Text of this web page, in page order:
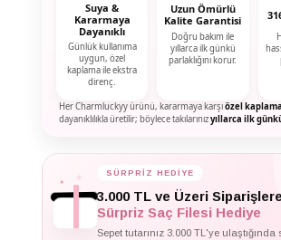
Suya &
Kararmaya
Dayanıklı
Günlük kullanıma
uygun, özel
kaplama ile ekstra
direnç.
Uzun Ömürlü
Kalite Garantisi
Doğru bakım ile
yıllarca ilk günkü
parlaklığını korur.
Her Charmluckyy ürünü, kararmaya karşıözel kaplama
dayanıklılıkla üretilir; böylece takılarınızyıllarca ilk günkü
✦ SÜRPRİZ HEDİYE
3.000 TL ve Üzeri Siparişlere
Sürpriz Saç Filesi Hediye
Sepet tutarınız 3.000 TL'ye